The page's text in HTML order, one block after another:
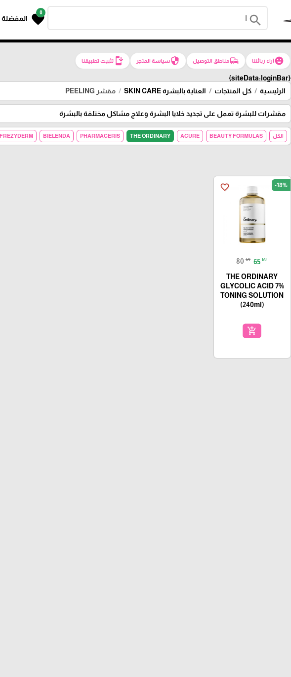
search
0
favorite المفضلة
emoji_emotionsآراء زبائننا commuteمناطق التوصيل securityسياسة المتجر install_mobileتثبيت تطبيقنا
{siteData:loginBar}
الرئيسية
كل المنتجات العناية بالبشرة SKIN CARE مقشر PEELING
مقشرات للبشرة تعمل على تجديد خلايا البشرة وعلاج مشاكل مختلفة بالبشرة
الكل BEAUTY FORMULAS
ACURE
THE ORDINARY
PHARMACERIS
BIELENDA
FREZYDERM
favorite_border -18%
80 ₪ 65 ₪
THE ORDINARY
GLYCOLIC ACID 7%
TONING SOLUTION
(240ml)
add_shopping_cart